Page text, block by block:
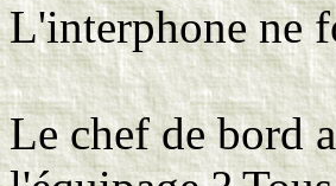
L'interphone ne
Le chef de bord